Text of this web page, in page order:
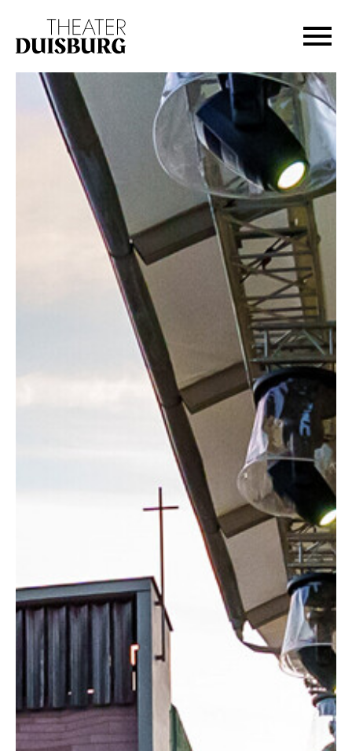
Zur Hauptnavigation springen
Zum Footer springen